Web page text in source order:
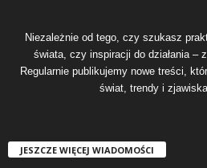
Niezależnie od tego, czy szukasz
świata, czy inspiracji do działania –
Regularnie publikujemy nowe treści,
świat, trendy i zjawiska
JESZCZE WIĘCEJ WIADOMOŚCI